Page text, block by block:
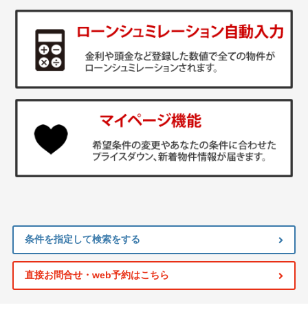
条件を指定して検索をする
直接お問合せ・web予約はこちら